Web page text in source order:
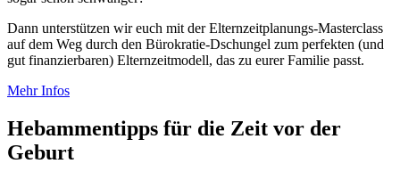
Dann unterstützen wir euch mit der Elternzeitplanungs-Masterclass
auf dem Weg durch den Bürokratie-Dschungel zum perfekten (und
gut finanzierbaren) Elternzeitmodell, das zu eurer Familie passt.
Mehr Infos
Hebammentipps für die Zeit vor der
Geburt